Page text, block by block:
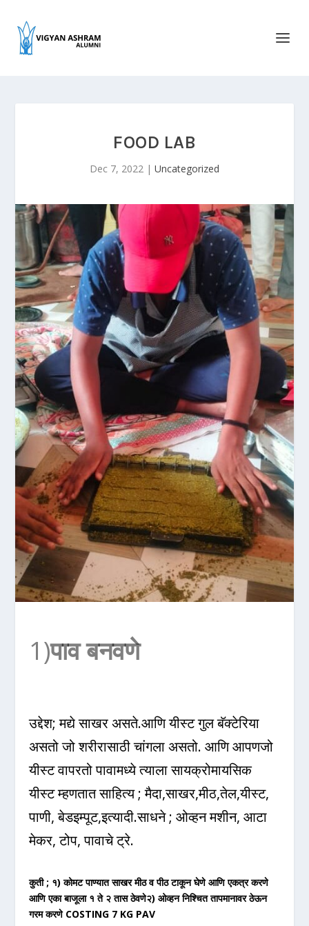
FOOD LAB
Dec 7, 2022 | Uncategorized
1)पाव बनवणे
उद्देश; मद्ये साखर असते.आणि यीस्ट गुल बॅक्टेरिया
असतो जो शरीरासाठी चांगला असतो. आणि आपणजो
यीस्ट वापरतो पावामध्ये त्याला सायक्रोमायसिक
यीस्ट म्हणतात साहित्य ; मैदा,साखर,मीठ,तेल,यीस्ट,
पाणी, बेडइम्पूट,इत्यादी.साधने ; ओव्हन मशीन, आटा
मेकर, टोप, पावाचे ट्रे.
कुती ; १) कोमट पाण्यात साखर मीठ व पीठ टाकून घेणे आणि एकत्र करणे
आणि एका बाजूला १ ते २ तास ठेवणे२) ओव्हन निश्चित तापमानावर ठेऊन
गरम करणे COSTING 7 KG PAV